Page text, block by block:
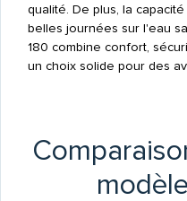
qualité. De plus, la
belles journées sur l'eau
180 combine confort,
un choix solide pour des